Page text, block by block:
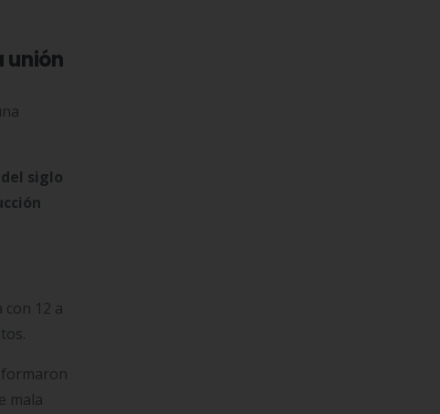
unión
siglo
12 a
formaron
mala